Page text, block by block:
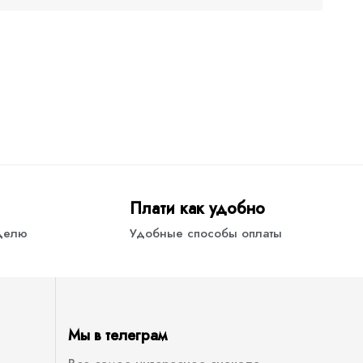
Плати как удобно
Удобные способы оплаты
Мы в телеграм